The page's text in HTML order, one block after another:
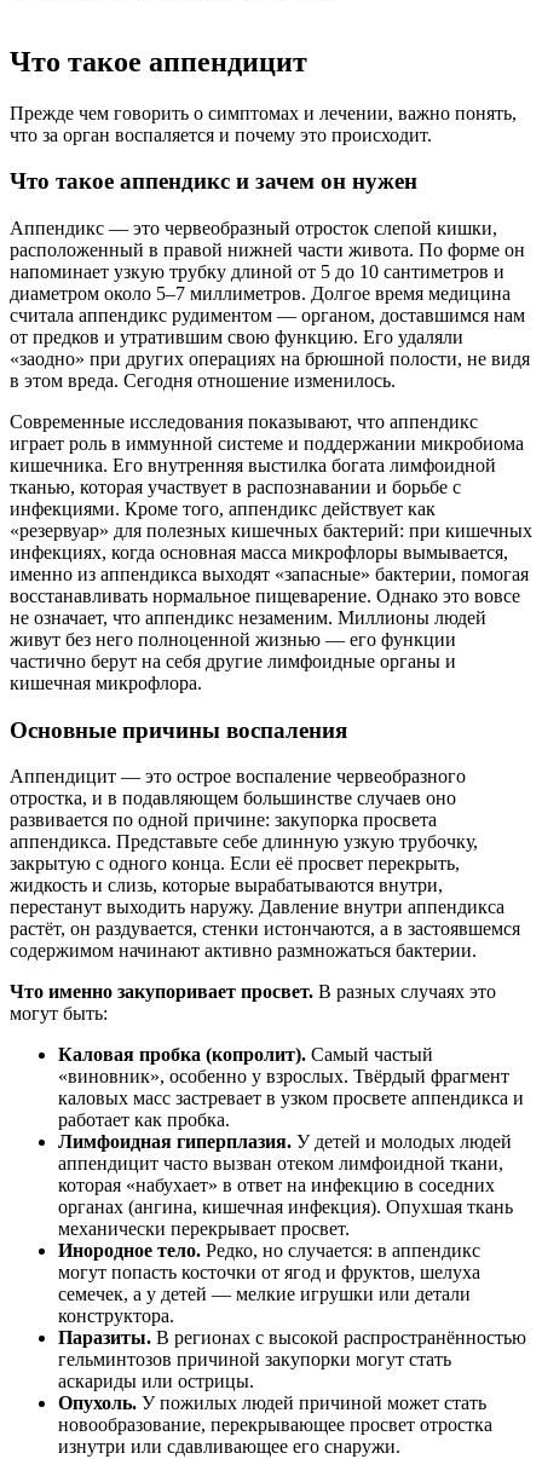
Что такое аппендицит
Прежде чем говорить о симптомах и лечении, важно понять,
что за орган воспаляется и почему это происходит.
Что такое аппендикс и зачем он нужен
Аппендикс — это червеобразный отросток слепой кишки,
расположенный в правой нижней части живота. По форме он
напоминает узкую трубку длиной от 5 до 10 сантиметров и
диаметром около 5–7 миллиметров. Долгое время медицина
считала аппендикс рудиментом — органом, доставшимся нам
от предков и утратившим свою функцию. Его удаляли
«заодно» при других операциях на брюшной полости, не видя
в этом вреда. Сегодня отношение изменилось.
Современные исследования показывают, что аппендикс
играет роль в иммунной системе и поддержании микробиома
кишечника. Его внутренняя выстилка богата лимфоидной
тканью, которая участвует в распознавании и борьбе с
инфекциями. Кроме того, аппендикс действует как
«резервуар» для полезных кишечных бактерий: при кишечных
инфекциях, когда основная масса микрофлоры вымывается,
именно из аппендикса выходят «запасные» бактерии, помогая
восстанавливать нормальное пищеварение. Однако это вовсе
не означает, что аппендикс незаменим. Миллионы людей
живут без него полноценной жизнью — его функции
частично берут на себя другие лимфоидные органы и
кишечная микрофлора.
Основные причины воспаления
Аппендицит — это острое воспаление червеобразного
отростка, и в подавляющем большинстве случаев оно
развивается по одной причине: закупорка просвета
аппендикса. Представьте себе длинную узкую трубочку,
закрытую с одного конца. Если её просвет перекрыть,
жидкость и слизь, которые вырабатываются внутри,
перестанут выходить наружу. Давление внутри аппендикса
растёт, он раздувается, стенки истончаются, а в застоявшемся
содержимом начинают активно размножаться бактерии.
Что именно закупоривает просвет. В разных случаях это
могут быть:
Каловая пробка (копролит). Самый частый
«виновник», особенно у взрослых. Твёрдый фрагмент
каловых масс застревает в узком просвете аппендикса и
работает как пробка.
Лимфоидная гиперплазия. У детей и молодых людей
аппендицит часто вызван отеком лимфоидной ткани,
которая «набухает» в ответ на инфекцию в соседних
органах (ангина, кишечная инфекция). Опухшая ткань
механически перекрывает просвет.
Инородное тело. Редко, но случается: в аппендикс
могут попасть косточки от ягод и фруктов, шелуха
семечек, а у детей — мелкие игрушки или детали
конструктора.
Паразиты. В регионах с высокой распространённостью
гельминтозов причиной закупорки могут стать
аскариды или острицы.
Опухоль. У пожилых людей причиной может стать
новообразование, перекрывающее просвет отростка
изнутри или сдавливающее его снаружи.